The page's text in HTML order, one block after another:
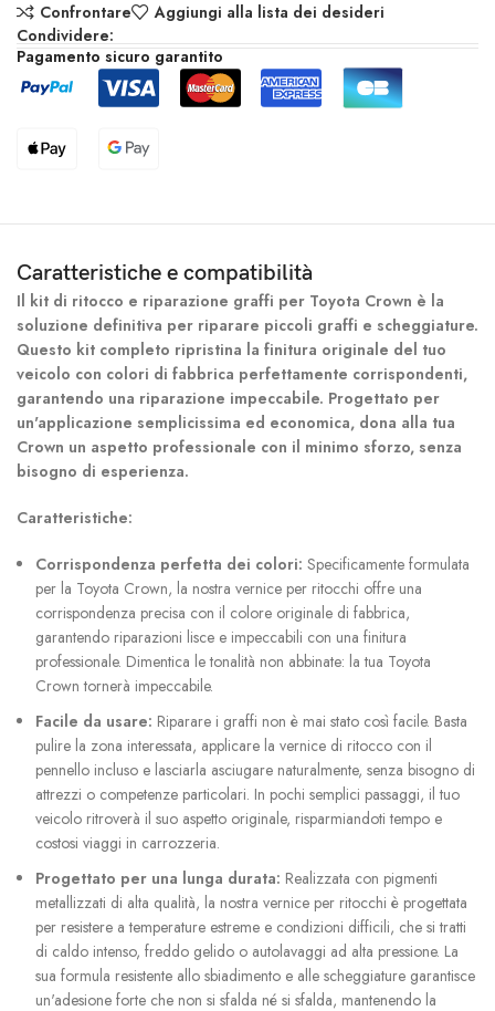
Confrontare
Aggiungi alla lista dei desideri
Condividere:
Pagamento sicuro garantito
Caratteristiche e compatibilità
Il kit di ritocco e riparazione graffi per Toyota Crown è la
soluzione definitiva per riparare piccoli graffi e scheggiature.
Questo kit completo ripristina la finitura originale del tuo
veicolo con colori di fabbrica perfettamente corrispondenti,
garantendo una riparazione impeccabile. Progettato per
un'applicazione semplicissima ed economica, dona alla tua
Crown un aspetto professionale con il minimo sforzo, senza
bisogno di esperienza.
Caratteristiche:
Corrispondenza perfetta dei colori: Specificamente formulata
per la Toyota Crown, la nostra vernice per ritocchi offre una
corrispondenza precisa con il colore originale di fabbrica,
garantendo riparazioni lisce e impeccabili con una finitura
professionale. Dimentica le tonalità non abbinate: la tua Toyota
Crown tornerà impeccabile.
Facile da usare: Riparare i graffi non è mai stato così facile. Basta
pulire la zona interessata, applicare la vernice di ritocco con il
pennello incluso e lasciarla asciugare naturalmente, senza bisogno di
attrezzi o competenze particolari. In pochi semplici passaggi, il tuo
veicolo ritroverà il suo aspetto originale, risparmiandoti tempo e
costosi viaggi in carrozzeria.
Progettato per una lunga durata: Realizzata con pigmenti
metallizzati di alta qualità, la nostra vernice per ritocchi è progettata
per resistere a temperature estreme e condizioni difficili, che si tratti
di caldo intenso, freddo gelido o autolavaggi ad alta pressione. La
sua formula resistente allo sbiadimento e alle scheggiature garantisce
un'adesione forte che non si sfalda né si sfalda, mantenendo la